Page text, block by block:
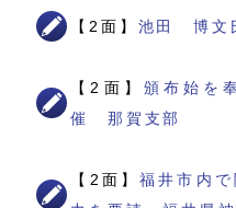
【2面】 池田 博文
【2面】 頒布始を
催 那賀支部
【2面】福井市内